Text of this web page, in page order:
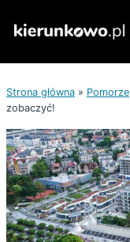
do
Strona główna » Pomorze
zobaczyć!